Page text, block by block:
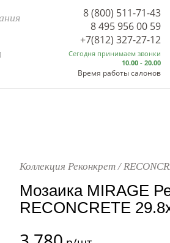
8 (800) 511-71-43
8 495 956 00 59
Сегодня принимаем звонки
10.00 - 20.00
Время работы салонов
+7(812) 327-27-12
Коллекция Реконкрет /
Мозаика MIRAGE
RECONCRETE